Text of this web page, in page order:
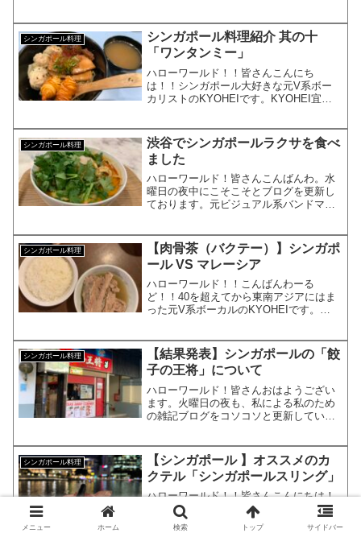
ていきたいと思っております。シンガポ
ール料理のオススメの一品ま...
シンガポール料理
シンガポール料理紹介 其の十
「ワンタンミー」
ハローワールド！！皆さんこんにち
は！！シンガポール大好きな元V系ボー
カリストのKYOHEIです。KYOHEI宜し
です。オススメのシンガポール料理前回
は、ホッケンミーを紹...
シンガポール料理
渋谷でシンガポールラクサを食べ
ました
ハローワールド！皆さんこんばんわ。水
曜日の夜中にこそこそとブログを更新し
ております。元ビジュアル系バンドマン
よろしくお願いしますｍｍ去年、シンガ
ポールから日本を元...
シンガポール料理
【肉骨茶（バクテー）】シンガポ
ール VS マレーシア
ハローワールド！！こんばんわーる
ど！！40を超えてから東南アジアにはま
った元V系ボーカルのKYOHEIです。
VS マレーシアというタイトルでブログ
書いてみましたｗｗｗ...
シンガポール料理
【結果発表】シンガポールの「餃
子の王将」について
ハローワールド！皆さんおはようござい
ます。火曜日の夜も、私による私のため
の雑記ブログをコソコソと更新していま
KYOHEIです。KYOHEI本日も宜しくお
願いします。本...
シンガポール料理
【シンガポール 】オススメのカ
クテル「シンガポールスリング」
ハローワールド！！皆さんこんにちは！
90年代にビジュアル系バンドをしていま
した。今はしがないサラリーマンをやっ
ております。元ビジュアル系バンドマン
メニュー ホーム 検索 トップ サイドバー